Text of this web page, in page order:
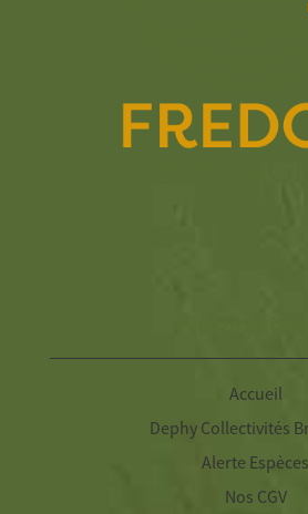
Accueil
Dephy Collectivités
Alerte Espèces
Nos CGV